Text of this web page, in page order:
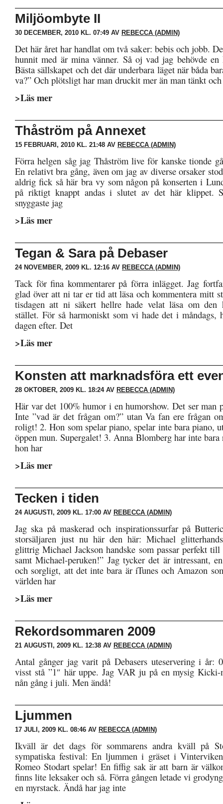
Miljöombyte II
30 DECEMBER, 2010 KL. 07:49 AV REBECCA (ADMIN)
Det här året har handlat om två saker: bebis och jobb.
hunnit med är mina vänner. Så oj vad jag behövde
Bästa sällskapet och det där underbara läget när båda
va?” Och plötsligt har man druckit mer än man tänkt
>Läs mer
Thåström på Annexet
15 FEBRUARI, 2010 KL. 21:48 AV REBECCA (ADMIN)
Förra helgen såg jag Thåström live för kanske tionde
En relativt bra gång, även om jag av diverse orsaker
aldrig fick så här bra vy som någon på konserten i
på riktigt knappt andas i slutet av det här klippet.
snyggaste jag
>Läs mer
Tegan & Sara på Debaser
24 NOVEMBER, 2009 KL. 12:16 AV REBECCA (ADMIN)
Tack för fina kommentarer på förra inlägget. Jag
glad över att ni tar er tid att läsa och kommentera mitt
tisdagen att ni säkert hellre hade velat läsa om den
stället. För så harmoniskt som vi hade det i måndags,
dagen efter. Det
>Läs mer
Konsten att marknadsföra ett
28 OKTOBER, 2009 KL. 18:24 AV REBECCA (ADMIN)
Här var det 100% humor i en humorshow. Det ser man
Inte ”vad är det frågan om?” utan Va fan ere frågan
roligt! 2. Hon som spelar piano, spelar inte bara piano,
öppen mun. Supergalet! 3. Anna Blomberg har inte bara
hon har
>Läs mer
Tecken i tiden
24 AUGUSTI, 2009 KL. 17:00 AV REBECCA (ADMIN)
Jag ska på maskerad och inspirationssurfar på
storsäljaren just nu här den här: Michael
glittrig Michael Jackson handske som passar perfekt
samt Michael-peruken!” Jag tycker det är intressant,
och sorgligt, att det inte bara är iTunes och Amazon
världen har
>Läs mer
Rekordsommaren 2009
21 AUGUSTI, 2009 KL. 12:38 AV REBECCA (ADMIN)
Antal gånger jag varit på Debasers uteservering i
visst stå ”1″ här uppe. Jag VAR ju på en mysig
nån gång i juli. Men ändå!
Ljummen
17 JULI, 2009 KL. 08:46 AV REBECCA (ADMIN)
Ikväll är det dags för sommarens andra kväll på
sympatiska festival: En ljummen i gräset i
Romeo Stodart spelar! En fiffig sak är att barn är
finns lite leksaker och så. Förra gången letade vi
en myrstack. Ändå har jag inte